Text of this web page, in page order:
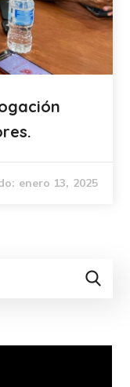
enero 13, 2025